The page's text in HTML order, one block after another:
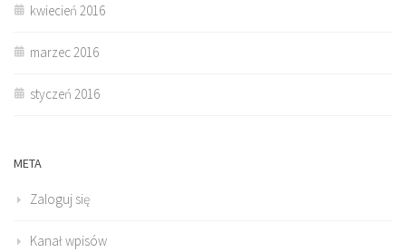
kwiecień 2016
marzec 2016
styczeń 2016
META
Zaloguj się
Kanał wpisów